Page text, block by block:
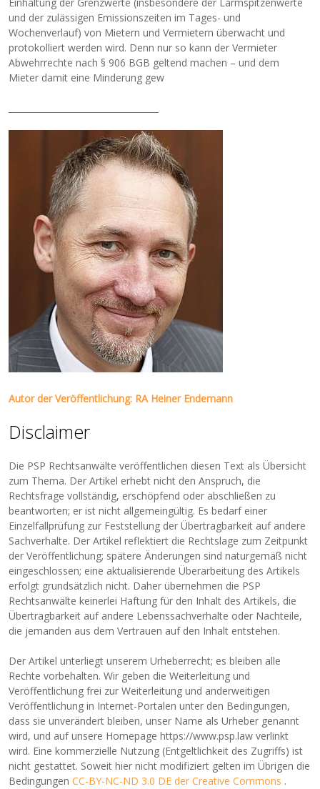
Einhaltung der Grenzwerte (insbesondere der Lärmspitzenwerte
und der zulässigen Emissionszeiten im Tages- und
Wochenverlauf) von Mietern und Vermietern überwacht und
protokolliert werden wird. Denn nur so kann der Vermieter
Abwehrrechte nach § 906 BGB geltend machen – und dem
Mieter damit eine Minderung gew
Autor der Veröffentlichung: RA Heiner Endemann
Disclaimer
Die PSP Rechtsanwälte veröffentlichen diesen Text als Übersicht
zum Thema. Der Artikel erhebt nicht den Anspruch, die
Rechtsfrage vollständig, erschöpfend oder abschließen zu
beantworten; er ist nicht allgemeingültig. Es bedarf einer
Einzelfallprüfung zur Feststellung der Übertragbarkeit auf andere
Sachverhalte. Der Artikel reflektiert die Rechtslage zum Zeitpunkt
der Veröffentlichung; spätere Änderungen sind naturgemäß nicht
eingeschlossen; eine aktualisierende Überarbeitung des Artikels
erfolgt grundsätzlich nicht. Daher übernehmen die PSP
Rechtsanwälte keinerlei Haftung für den Inhalt des Artikels, die
Übertragbarkeit auf andere Lebenssachverhalte oder Nachteile,
die jemanden aus dem Vertrauen auf den Inhalt entstehen.
Der Artikel unterliegt unserem Urheberrecht; es bleiben alle
Rechte vorbehalten. Wir geben die Weiterleitung und
Veröffentlichung frei zur Weiterleitung und anderweitigen
Veröffentlichung in Internet-Portalen unter den Bedingungen,
dass sie unverändert bleiben, unser Name als Urheber genannt
wird, und auf unsere Homepage https://www.psp.law verlinkt
wird. Eine kommerzielle Nutzung (Entgeltlichkeit des Zugriffs) ist
nicht gestattet. Soweit hier nicht modifiziert gelten im Übrigen die
BedingungenCC-BY-NC-ND 3.0 DE der Creative Commons .